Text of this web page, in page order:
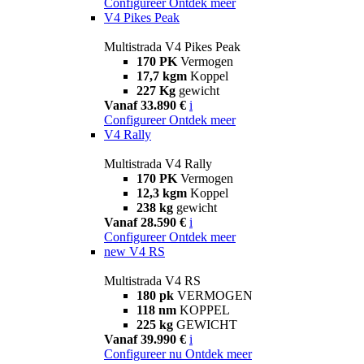
V4 Pikes Peak
Multistrada V4 Pikes Peak
170 PK Vermogen
17,7 kgm Koppel
227 Kg gewicht
Vanaf 33.890 € i
Configureer Ontdek meer
V4 Rally
Multistrada V4 Rally
170 PK Vermogen
12,3 kgm Koppel
238 kg gewicht
Vanaf 28.590 € i
Configureer Ontdek meer
new V4 RS
Multistrada V4 RS
180 pk VERMOGEN
118 nm KOPPEL
225 kg GEWICHT
Vanaf 39.990 € i
Configureer nu Ontdek meer